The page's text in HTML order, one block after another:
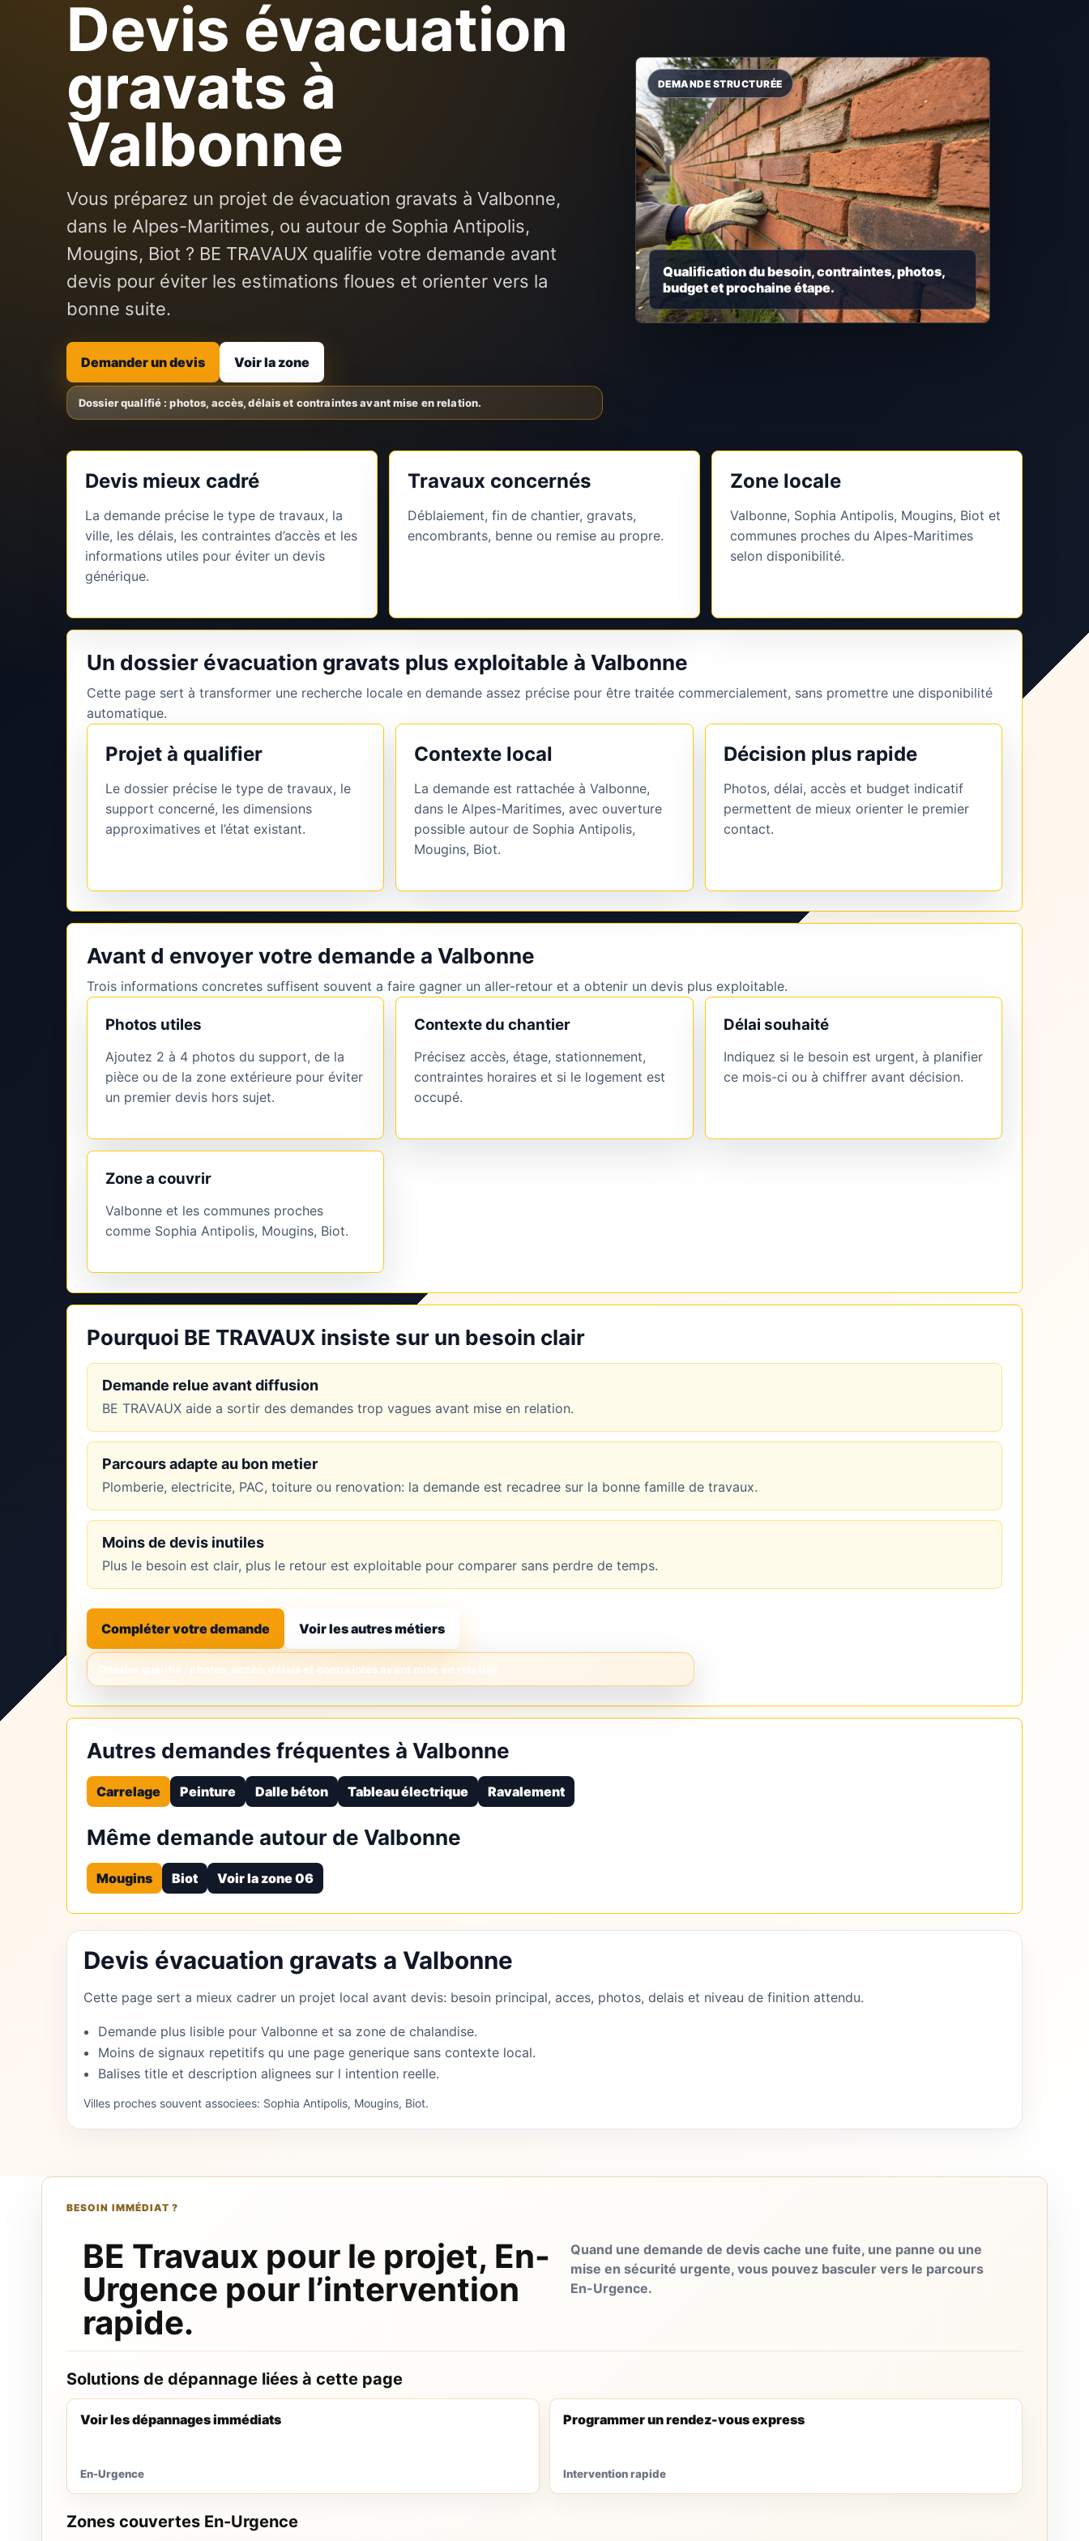
Devis évacuation
gravats à
Valbonne
Vous préparez un projet de évacuation gravats à Valbonne,
dans le Alpes-Maritimes, ou autour de Sophia Antipolis,
Mougins, Biot ? BE TRAVAUX qualifie votre demande avant
devis pour éviter les estimations floues et orienter vers la
bonne suite.
Demander un devis Voir la zone
Qualification du besoin, contraintes, photos,
budget et prochaine étape.
Devis mieux cadré
La demande précise le type de travaux, la
ville, les délais, les contraintes d’accès et les
informations utiles pour éviter un devis
générique.
Travaux concernés
Déblaiement, fin de chantier, gravats,
encombrants, benne ou remise au propre.
Zone locale
Valbonne, Sophia Antipolis, Mougins, Biot et
communes proches du Alpes-Maritimes
selon disponibilité.
Un dossier évacuation gravats plus exploitable à Valbonne
Cette page sert à transformer une recherche locale en demande assez précise pour être traitée commercialement, sans promettre une disponibilité
automatique.
Projet à qualifier
Le dossier précise le type de travaux, le
support concerné, les dimensions
approximatives et l’état existant.
Contexte local
La demande est rattachée à Valbonne,
dans le Alpes-Maritimes, avec ouverture
possible autour de Sophia Antipolis,
Mougins, Biot.
Décision plus rapide
Photos, délai, accès et budget indicatif
permettent de mieux orienter le premier
contact.
Avant d envoyer votre demande a Valbonne
Trois informations concretes suffisent souvent a faire gagner un aller-retour et a obtenir un devis plus exploitable.
Photos utiles
Ajoutez 2 à 4 photos du support, de la
pièce ou de la zone extérieure pour éviter
un premier devis hors sujet.
Contexte du chantier
Précisez accès, étage, stationnement,
contraintes horaires et si le logement est
occupé.
Délai souhaité
Indiquez si le besoin est urgent, à planifier
ce mois-ci ou à chiffrer avant décision.
Zone a couvrir
Valbonne et les communes proches
comme Sophia Antipolis, Mougins, Biot.
Pourquoi BE TRAVAUX insiste sur un besoin clair
Demande relue avant diffusion
BE TRAVAUX aide a sortir des demandes trop vagues avant mise en relation.
Parcours adapte au bon metier
Plomberie, electricite, PAC, toiture ou renovation: la demande est recadree sur la bonne famille de travaux.
Moins de devis inutiles
Plus le besoin est clair, plus le retour est exploitable pour comparer sans perdre de temps.
Compléter votre demande Voir les autres métiers
Autres demandes fréquentes à Valbonne
Carrelage Peinture Dalle béton Tableau électrique Ravalement
Même demande autour de Valbonne
Mougins Biot Voir la zone 06
Devis évacuation gravats a Valbonne
Cette page sert a mieux cadrer un projet local avant devis: besoin principal, acces, photos, delais et niveau de finition attendu.
Demande plus lisible pour Valbonne et sa zone de chalandise.
Moins de signaux repetitifs qu une page generique sans contexte local.
Balises title et description alignees sur l intention reelle.
Villes proches souvent associees: Sophia Antipolis, Mougins, Biot.
BESOIN IMMÉDIAT ?
BE Travaux pour le projet, En-
Urgence pour l’intervention
rapide.
Quand une demande de devis cache une fuite, une panne ou une
mise en sécurité urgente, vous pouvez basculer vers le parcours
En-Urgence.
Solutions de dépannage liées à cette page
Voir les dépannages immédiats
En-Urgence
Programmer un rendez-vous express
Intervention rapide
Zones couvertes En-Urgence